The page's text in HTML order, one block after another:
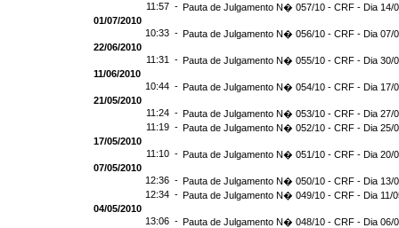
11:57 - Pauta de Julgamento N� 057/10 - CRF - Dia 14/
01/07/2010
10:33 - Pauta de Julgamento N� 056/10 - CRF - Dia 07/
22/06/2010
11:31 - Pauta de Julgamento N� 055/10 - CRF - Dia 30/
11/06/2010
10:44 - Pauta de Julgamento N� 054/10 - CRF - Dia 17/
21/05/2010
11:24 - Pauta de Julgamento N� 053/10 - CRF - Dia 27/
11:19 - Pauta de Julgamento N� 052/10 - CRF - Dia 25/
17/05/2010
11:10 - Pauta de Julgamento N� 051/10 - CRF - Dia 20/
07/05/2010
12:36 - Pauta de Julgamento N� 050/10 - CRF - Dia 13/
12:34 - Pauta de Julgamento N� 049/10 - CRF - Dia 11/
04/05/2010
13:06 - Pauta de Julgamento N� 048/10 - CRF - Dia 06/